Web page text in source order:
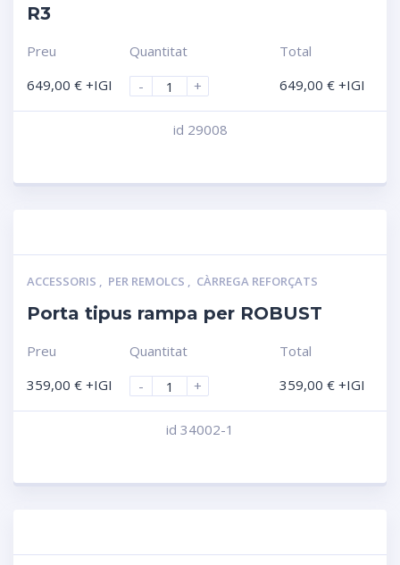
R3
Preu
649,00 € +IGI
Quantitat
-
+
Total
649,00 € +IGI
id 29008
ACCESSORIS , PER REMOLCS , CÀRREGA REFORÇATS
Porta tipus rampa per ROBUST
Preu
359,00 € +IGI
Quantitat
-
+
Total
359,00 € +IGI
id 34002-1